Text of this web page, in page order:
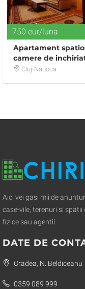
750 eur/luna
Apartament
camere de
chiar langa Hotel
Cluj-Napoca
Aici vei gasi mii de
case-vile, terenuri si
fizice sau agentii.
DATE DE
Oradea, N. Beldiceanu
0359 089 999